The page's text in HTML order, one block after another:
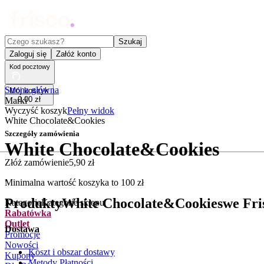
Czego szukasz?
Szukaj
Zaloguj się
Załóż konto
Kod pocztowy
Mój koszyk
0,00 zł
Wyczyść koszykPełny widok
Szczegóły zamówienia
Złóż zamówienie5,90 zł
Minimalna wartość koszyka to 100 zł
KategorieKategorie sklepu
Rabatówka
Outlet
Promocje
Nowości
Kupony
Strona główna
Marki
White Chocolate&Cookies
White Chocolate&Cookies
.
ProduktyWhite Chocolate&Cookieswe
Dostawa
Koszt i obszar dostawy